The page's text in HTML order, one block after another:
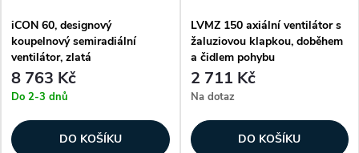
iCON 60, designový
koupelnový semiradiální
ventilátor, zlatá
8 763 Kč
Do 2-3 dnů
DO KOŠÍKU
LVMZ 150 axiální ventilátor s
žaluziovou klapkou, doběhem
a čidlem pohybu
2 711 Kč
Na dotaz
DO KOŠÍKU